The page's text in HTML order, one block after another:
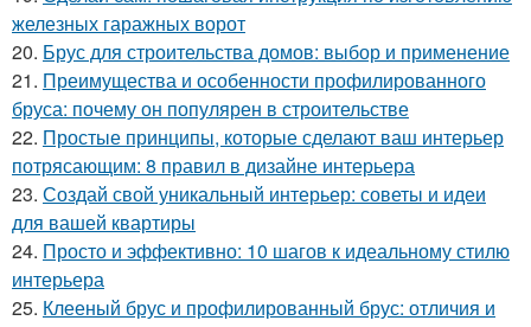
железных гаражных ворот
20. Брус для строительства домов: выбор и применение
21. Преимущества и особенности профилированного
бруса: почему он популярен в строительстве
22. Простые принципы, которые сделают ваш интерьер
потрясающим: 8 правил в дизайне интерьера
23. Создай свой уникальный интерьер: советы и идеи
для вашей квартиры
24. Просто и эффективно: 10 шагов к идеальному стилю
интерьера
25. Клееный брус и профилированный брус: отличия и